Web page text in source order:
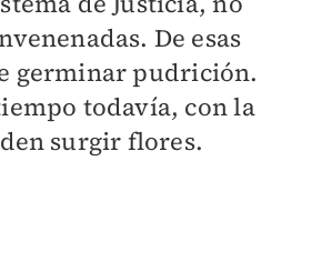
De esas
germinar pudrición.
todavía, con la
surgir flores.